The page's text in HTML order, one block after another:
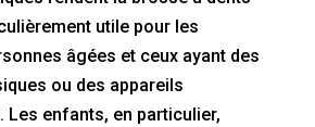
utile pour les
âgées et ceux ayant des
ou des appareils
Les enfants, en particulier,